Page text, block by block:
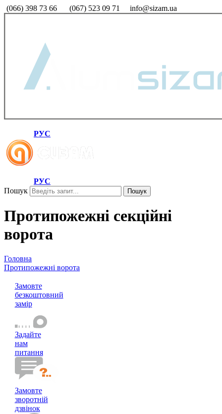
(066) 398 73 66 (067) 523 09 71 info@sizam.ua
РУС
РУС
Пошук
Пошук
Протипожежні секційні
ворота
Головна
Протипожежні ворота
Замовте
безкоштовний
замір
Задайте
нам
питання
Замовте
зворотній
дзвінок